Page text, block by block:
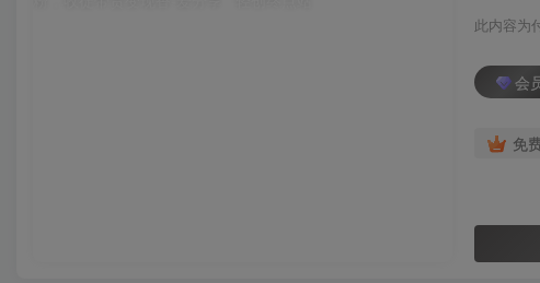
此内容为
会
免